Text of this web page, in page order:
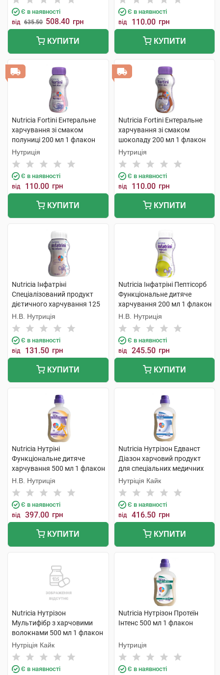
Є в наявності
від 635.50 508.40 грн
КУПИТИ
Є в наявності
від 110.00 грн
КУПИТИ
Nutricia Fortini Ентеральне
харчування зі смаком
полуниці 200 мл 1 флакон
Нутриція
Є в наявності
від 110.00 грн
КУПИТИ
Nutricia Fortini Ентеральне
харчування зі смаком
шоколаду 200 мл 1 флакон
Нутриція
Є в наявності
від 110.00 грн
КУПИТИ
Nutricia Інфатріні
Спеціалізований продукт
дієтичного харчування 125
мл 1 флакон
Н.В. Нутриція
Є в наявності
від 131.50 грн
КУПИТИ
Nutricia Інфатріні Пептісорб
Функціональне дитяче
харчування 200 мл 1 флакон
Н.В. Нутриція
Є в наявності
від 245.50 грн
КУПИТИ
Nutricia Нутріні
Функціональне дитяче
харчування 500 мл 1 флакон
Н.В. Нутриція
Є в наявності
від 397.00 грн
КУПИТИ
Nutricia Нутрізон Едванст
Діазон харчовий продукт
для спеціальних медичних
цілей 500 мл 1 флакон
Нутріція Кайк
Є в наявності
від 416.50 грн
КУПИТИ
Nutricia Нутрізон
Мультифібр з харчовими
волокнами 500 мл 1 флакон
Нутріція Кайк
Є в наявності
Nutricia Нутрізон Протеїн
Інтенс 500 мл 1 флакон
Нутриція
Є в наявності